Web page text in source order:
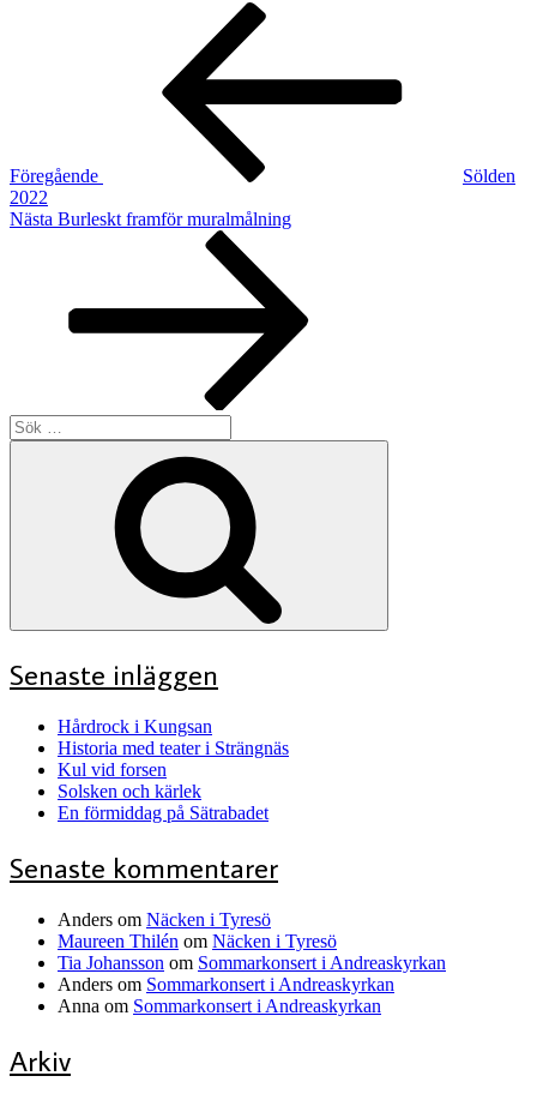
Inläggsnavigering
Föregående
Sölden
2022
Nästa
Nästa Burleskt framför muralmålning
Sök
efter:
Senaste inläggen
Hårdrock i Kungsan
Historia med teater i Strängnäs
Kul vid forsen
Solsken och kärlek
En förmiddag på Sätrabadet
Senaste kommentarer
Anders om Näcken i Tyresö
Maureen Thilén om Näcken i Tyresö
Tia Johansson om Sommarkonsert i Andreaskyrkan
Anders om Sommarkonsert i Andreaskyrkan
Anna om Sommarkonsert i Andreaskyrkan
Arkiv